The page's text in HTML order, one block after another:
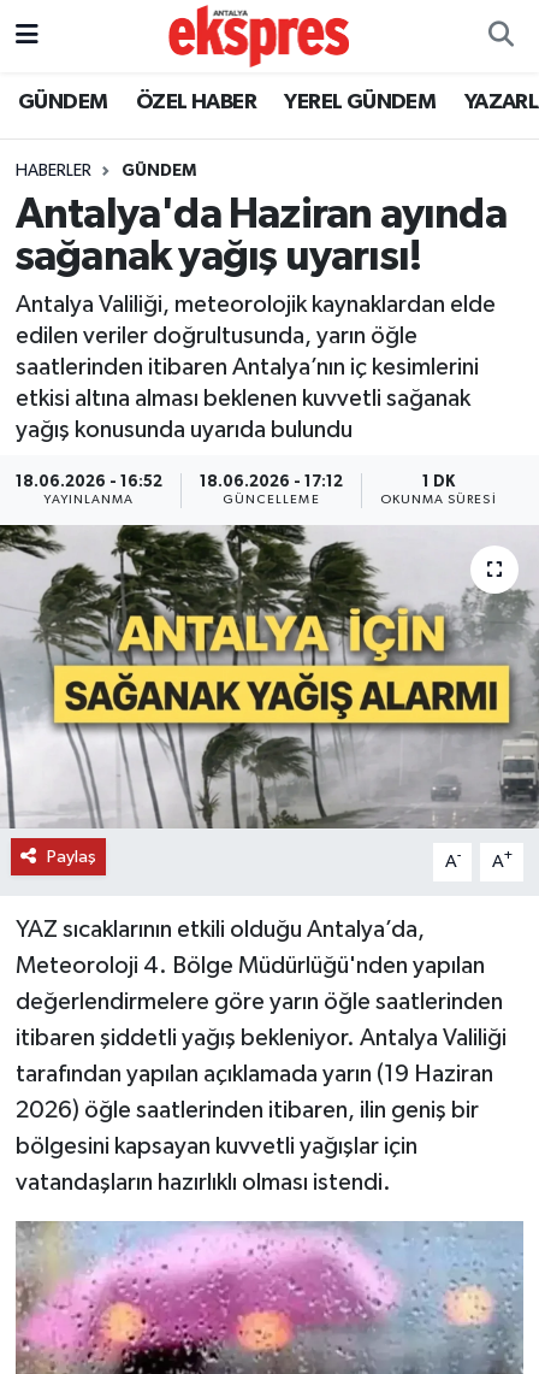
GÜNDEM ÖZEL HABER YEREL GÜNDEM
HABERLER GÜNDEM
Antalya'da Haziran ayında
sağanak yağış uyarısı!
Antalya Valiliği, meteorolojik kaynaklardan elde
edilen veriler doğrultusunda, yarın öğle
saatlerinden itibaren Antalya’nın iç kesimlerini
etkisi altına alması beklenen kuvvetli sağanak
yağış konusunda uyarıda bulundu
18.06.2026 - 16:52
YAYINLANMA
18.06.2026 - 17:12
GÜNCELLEME
1 DK
OKUNMA SÜRESI
Paylaş A- A+
YAZ sıcaklarının etkili olduğu Antalya’da,
Meteoroloji 4. Bölge Müdürlüğü'nden yapılan
değerlendirmelere göre yarın öğle saatlerinden
itibaren şiddetli yağış bekleniyor. Antalya Valiliği
tarafından yapılan açıklamada yarın (19 Haziran
2026) öğle saatlerinden itibaren, ilin geniş bir
bölgesini kapsayan kuvvetli yağışlar için
vatandaşların hazırlıklı olması istendi.
ÖZEL HABER
YEREL GÜNDEM
EKONOMİ
KÜLTÜR - SANAT
SPOR
SAĞLIK
DÜNYA
EĞİTİM
TURİZM
RÖPORTAJ
VİDEO HABERLER
MAGAZİN
Nöbetçi Eczaneler
Trafik Durumu
Süper Lig Puan Durumu ve Fikstür
Tüm Manşetler
Son Dakika Haberleri